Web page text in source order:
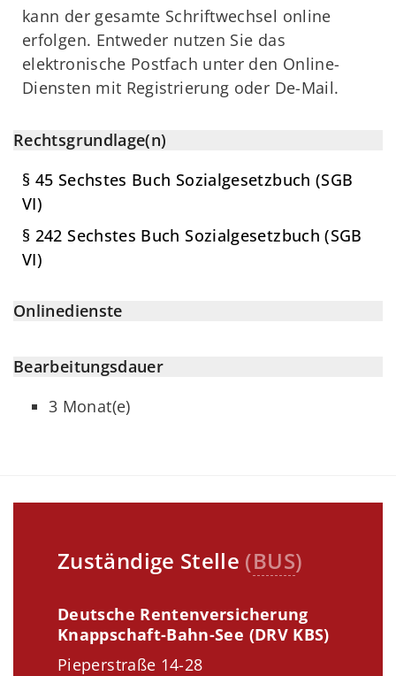
kann der gesamte Schriftwechsel online
erfolgen. Entweder nutzen Sie das
elektronische Postfach unter den Online-
Diensten mit Registrierung oder De-Mail.
Rechtsgrundlage(n)
§ 45 Sechstes Buch Sozialgesetzbuch (SGB
VI)
§ 242 Sechstes Buch Sozialgesetzbuch (SGB
VI)
Onlinedienste
Bearbeitungsdauer
3 Monat(e)
Zuständige Stelle (BUS)
Deutsche Rentenversicherung
Knappschaft-Bahn-See (DRV KBS)
Pieperstraße 14-28